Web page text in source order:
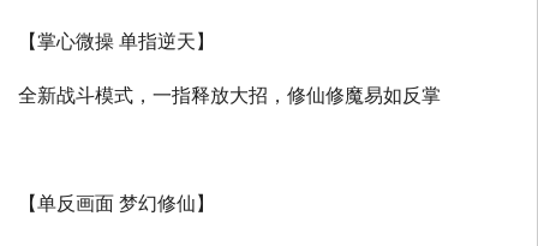
【掌心微操 单指逆天】
全新战斗模式，一指释放大招，修仙修魔易如反掌
【单反画面 梦幻修仙】